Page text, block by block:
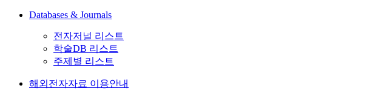
Databases & Journals
전자저널 리스트
학술DB 리스트
주제별 리스트
해외전자자료 이용안내